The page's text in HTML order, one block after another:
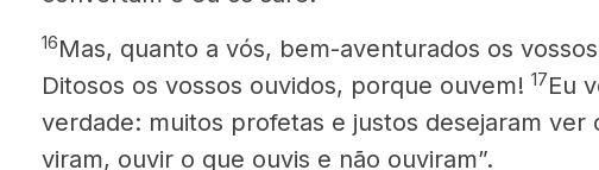
16Mas, quanto a vós, bem-aventurados os
Ditosos os vossos ouvidos, porque ouvem! 17Eu
verdade: muitos profetas e justos desejaram ver
viram, ouvir o que ouvis e não ouviram”.